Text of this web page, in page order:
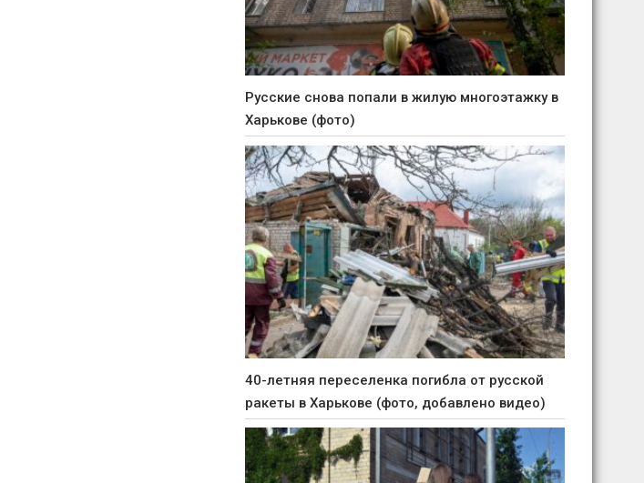
Русские снова попали в жилую многоэтажку в
Харькове (фото)
40-летняя переселенка погибла от русской
ракеты в Харькове (фото, добавлено видео)